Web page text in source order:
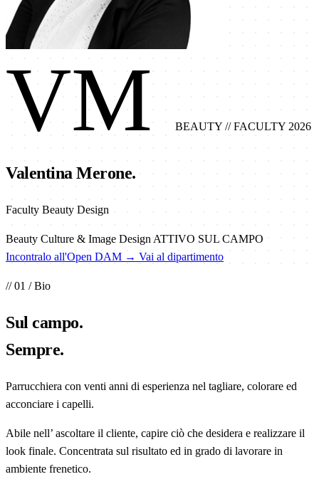
VM BEAUTY // FACULTY 2026
Valentina Merone.
Faculty Beauty Design
Beauty Culture & Image Design ATTIVO SUL CAMPO
Incontralo all'Open DAM → Vai al dipartimento
// 01 / Bio
Sulcampo.
Sempre.
Parrucchiera con venti anni di esperienza nel tagliare, colorare ed
acconciare i capelli.
Abile nell’ ascoltare il cliente, capire ciò che desidera e realizzare il
look finale. Concentrata sul risultato ed in grado di lavorare in
ambiente frenetico.